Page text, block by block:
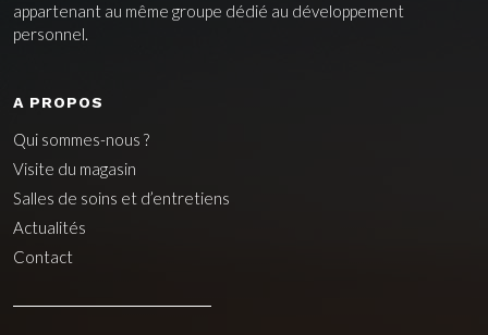
appartenant au même groupe dédié au développement
personnel.
A PROPOS
Qui sommes-nous ?
Visite du magasin
Salles de soins et d’entretiens
Actualités
Contact